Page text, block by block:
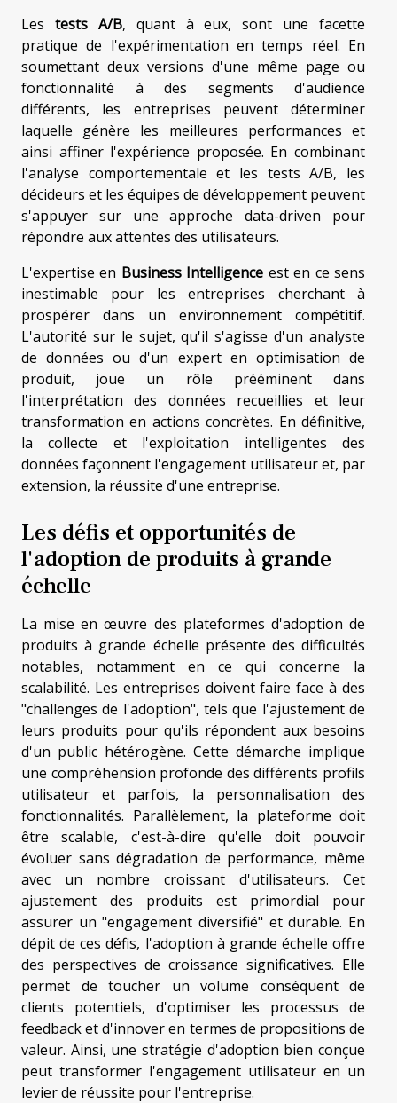
Les tests A/B, quant à eux, sont une facette
pratique de l'expérimentation en temps réel. En
soumettant deux versions d'une même page ou
fonctionnalité à des segments d'audience
différents, les entreprises peuvent déterminer
laquelle génère les meilleures performances et
ainsi affiner l'expérience proposée. En combinant
l'analyse comportementale et les tests A/B, les
décideurs et les équipes de développement peuvent
s'appuyer sur une approche data-driven pour
répondre aux attentes des utilisateurs.
L'expertise en Business Intelligence est en ce sens
inestimable pour les entreprises cherchant à
prospérer dans un environnement compétitif.
L'autorité sur le sujet, qu'il s'agisse d'un analyste
de données ou d'un expert en optimisation de
produit, joue un rôle prééminent dans
l'interprétation des données recueillies et leur
transformation en actions concrètes. En définitive,
la collecte et l'exploitation intelligentes des
données façonnent l'engagement utilisateur et, par
extension, la réussite d'une entreprise.
Les défis et opportunités de
l'adoption de produits à grande
échelle
La mise en œuvre des plateformes d'adoption de
produits à grande échelle présente des difficultés
notables, notamment en ce qui concerne la
scalabilité. Les entreprises doivent faire face à des
"challenges de l'adoption", tels que l'ajustement de
leurs produits pour qu'ils répondent aux besoins
d'un public hétérogène. Cette démarche implique
une compréhension profonde des différents profils
utilisateur et parfois, la personnalisation des
fonctionnalités. Parallèlement, la plateforme doit
être scalable, c'est-à-dire qu'elle doit pouvoir
évoluer sans dégradation de performance, même
avec un nombre croissant d'utilisateurs. Cet
ajustement des produits est primordial pour
assurer un "engagement diversifié" et durable. En
dépit de ces défis, l'adoption à grande échelle offre
des perspectives de croissance significatives. Elle
permet de toucher un volume conséquent de
clients potentiels, d'optimiser les processus de
feedback et d'innover en termes de propositions de
valeur. Ainsi, une stratégie d'adoption bien conçue
peut transformer l'engagement utilisateur en un
levier de réussite pour l'entreprise.